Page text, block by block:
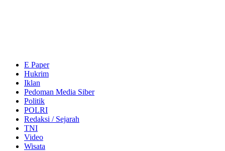
E Paper
Hukrim
Iklan
Pedoman Media Siber
Politik
POLRI
Redaksi / Sejarah
TNI
Video
Wisata